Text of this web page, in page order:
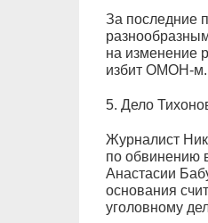
За последние
на изменение
избит ОМОН-м.
5. Дело
Журналист
по обвинению
Анастасии
основания
уголовному